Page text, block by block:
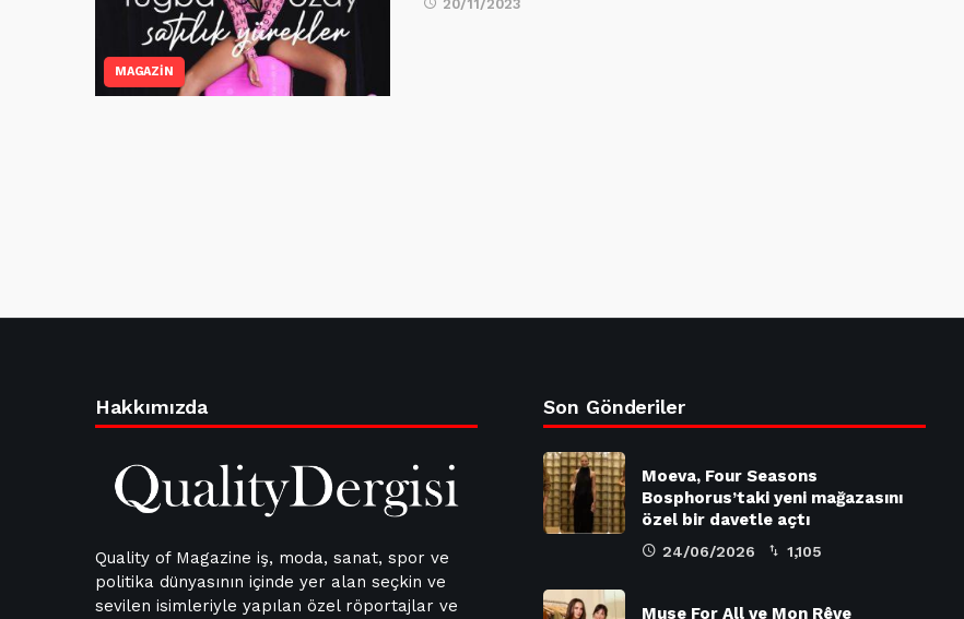
MAGAZİN
20/11/2023
Hakkımızda
Quality of Magazine iş, moda, sanat, spor ve
politika dünyasının içinde yer alan seçkin ve
sevilen isimleriyle yapılan özel röportajlar ve
Son Gönderiler
Moeva, Four Seasons
Bosphorus’taki yeni mağazasını
özel bir davetle açtı
24/06/2026 1,105
Muse For All ve Mon Rêve